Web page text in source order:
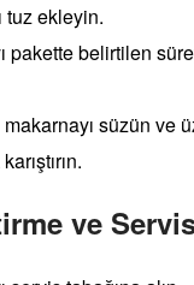
tuz ekleyin.
pakette belirtilen
süzün ve
ve